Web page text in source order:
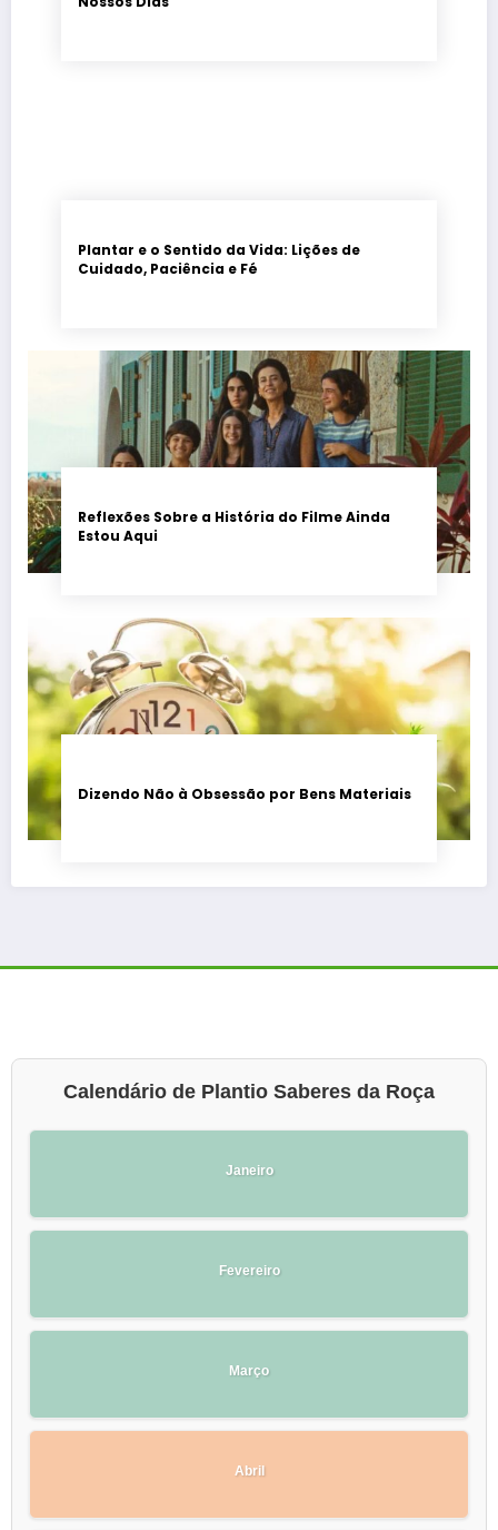
Plantar e o Sentido da Vida: Lições de
Cuidado, Paciência e Fé
Reflexões Sobre a História do Filme Ainda
Estou Aqui
Dizendo Não à Obsessão por Bens Materiais
Calendário de Plantio Saberes da Roça
Janeiro
Fevereiro
Março
Abril